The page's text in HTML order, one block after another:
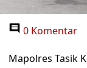
0 Komentar
Mapolres Tasik